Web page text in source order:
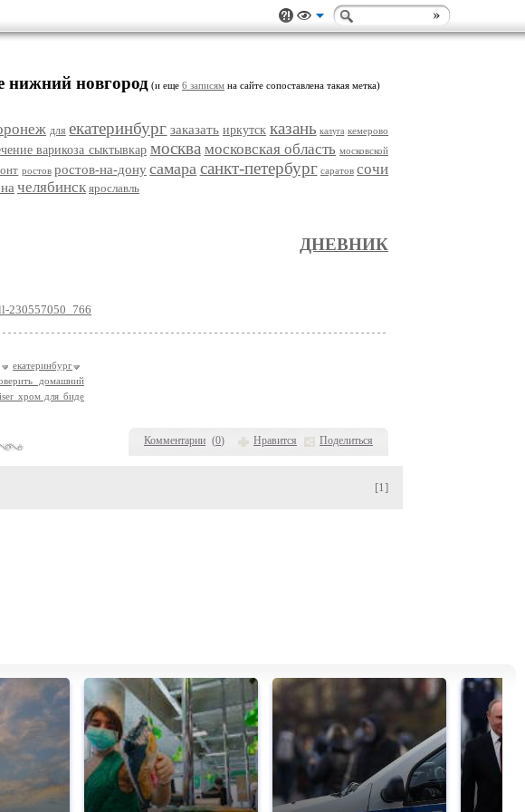
нижний новгород (и еще 6 записям на сайте сопоставлена такая метка)
для екатеринбург заказать иркутск казань калуга кемерово
варикоза сыктывкар москва московская область московской
ростов ростов-на-дону самара санкт-петербург саратов сочи
челябинск ярославль
Комментарии (0) Нравится Поделиться
ДНЕВНИК
230557050_766
екатеринбург
домашний
хром для биде
[1]